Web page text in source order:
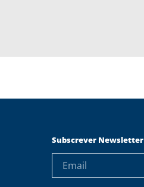
Subscrever Newsletter